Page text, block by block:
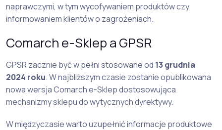
naprawczymi, w tym wycofywaniem produktów czy
informowaniem klientów o zagrożeniach.
Comarch e-Sklep a GPSR
GPSR zacznie być w pełni stosowane od 13 grudnia
2024 roku. W najbliższym czasie zostanie opublikowana
nowa wersja Comarch e-Sklep dostosowująca
mechanizmy sklepu do wytycznych dyrektywy.
W międzyczasie warto uzupełnić informacje produktowe